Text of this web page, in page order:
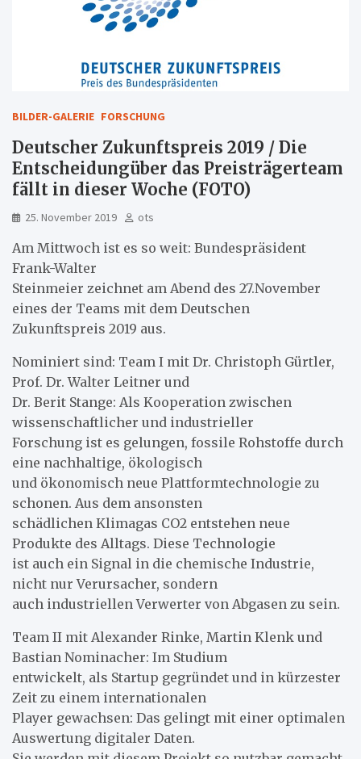
BILDER-GALERIE FORSCHUNG
Deutscher Zukunftspreis 2019 / Die
Entscheidungüber das Preisträgerteam
fällt in dieser Woche (FOTO)
25. November 2019 ots
Am Mittwoch ist es so weit: Bundespräsident
Frank-Walter
Steinmeier zeichnet am Abend des 27.November
eines der Teams mit dem Deutschen
Zukunftspreis 2019 aus.
Nominiert sind: Team I mit Dr. Christoph Gürtler,
Prof. Dr. Walter Leitner und
Dr. Berit Stange: Als Kooperation zwischen
wissenschaftlicher und industrieller
Forschung ist es gelungen, fossile Rohstoffe durch
eine nachhaltige, ökologisch
und ökonomisch neue Plattformtechnologie zu
schonen. Aus dem ansonsten
schädlichen Klimagas CO2 entstehen neue
Produkte des Alltags. Diese Technologie
ist auch ein Signal in die chemische Industrie,
nicht nur Verursacher, sondern
auch industriellen Verwerter von Abgasen zu sein.
Team II mit Alexander Rinke, Martin Klenk und
Bastian Nominacher: Im Studium
entwickelt, als Startup gegründet und in kürzester
Zeit zu einem internationalen
Player gewachsen: Das gelingt mit einer optimalen
Auswertung digitaler Daten.